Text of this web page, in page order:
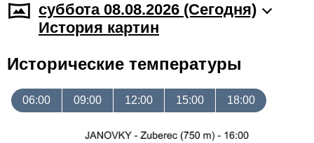
суббота 08.08.2026 (Cегодня)
История картин
Исторические температуры
06:00 09:00 12:00 15:00 18:00